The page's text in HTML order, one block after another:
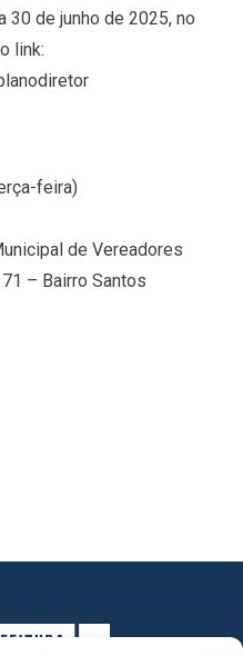
de junho de 2025, no
link:
feira)
de Vereadores
71 – Bairro Santos